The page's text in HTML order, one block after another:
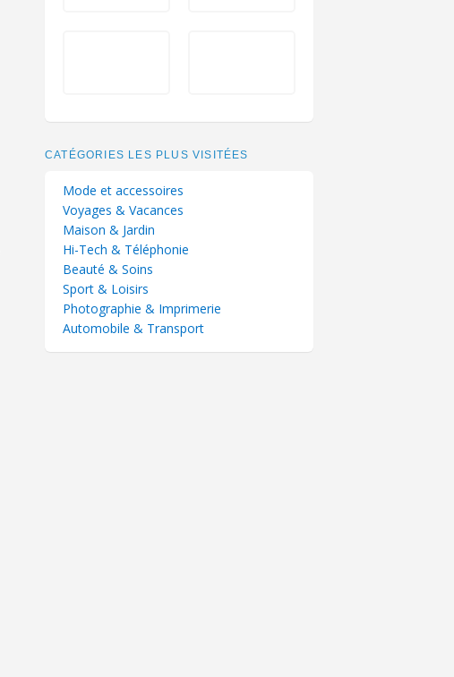
CATÉGORIES LES PLUS VISITÉES
Mode et accessoires
Voyages & Vacances
Maison & Jardin
Hi-Tech & Téléphonie
Beauté & Soins
Sport & Loisirs
Photographie & Imprimerie
Automobile & Transport